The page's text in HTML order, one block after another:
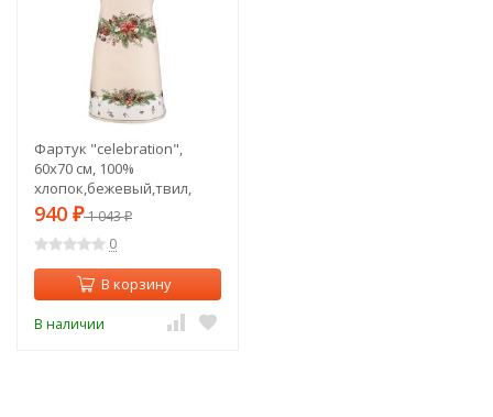
Фартук "celebration",
60х70 см, 100%
хлопок,бежевый,твил,
горох Lefard (850-734-7)
940 ₽1 043₽
0
В корзину
В наличии